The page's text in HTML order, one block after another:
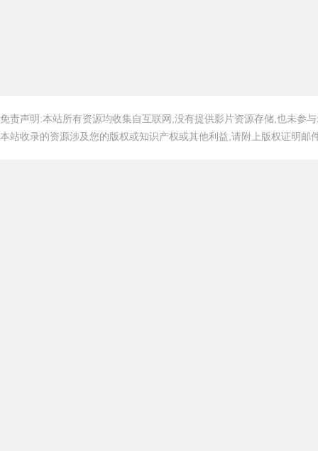
免责声明:本站所有资源均收集自互联网,没有提供影片资源存储,也未参
本站收录的资源涉及您的版权或知识产权或其他利益,请附上版权证明